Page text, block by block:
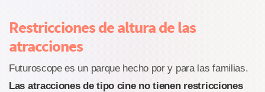
Restricciones de altura de las
atracciones
Futuroscope es un parque hecho por y para las familias.
Las atracciones de tipo cine no tienen restricciones